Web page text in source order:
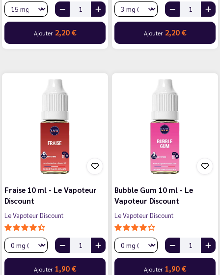
Ajouter 2,20 € Ajouter 2,20 €
Fraise 10 ml - Le Vapoteur
Discount
Le Vapoteur Discount
Ajouter 1,90 €
Bubble Gum 10 ml - Le
Vapoteur Discount
Le Vapoteur Discount
Ajouter 1,90 €